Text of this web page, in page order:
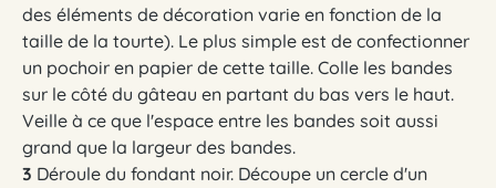
des éléments de décoration varie en fonction de la
taille de la tourte). Le plus simple est de confectionner
un pochoir en papier de cette taille. Colle les bandes
sur le côté du gâteau en partant du bas vers le haut.
Veille à ce que l'espace entre les bandes soit aussi
grand que la largeur des bandes.
3 Déroule du fondant noir. Découpe un cercle d'un